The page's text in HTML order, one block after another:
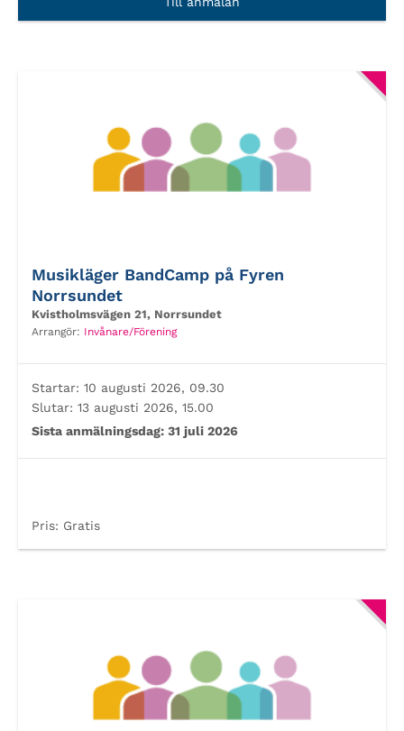
Musikläger BandCamp på Fyren
Norrsundet
Kvistholmsvägen 21, Norrsundet
Arrangör: Invånare/Förening
Startar: 10 augusti 2026, 09.30
Slutar: 13 augusti 2026, 15.00
Sista anmälningsdag: 31 juli 2026
Pris: Gratis